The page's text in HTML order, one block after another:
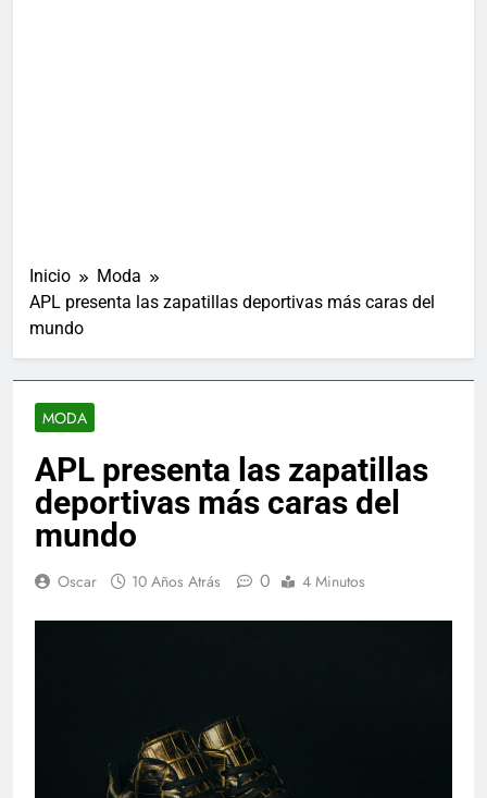
Inicio
Moda
APL presenta las zapatillas deportivas más caras del
mundo
MODA
APL presenta las zapatillas
deportivas más caras del
mundo
Oscar 10 Años Atrás 0 4 Minutos